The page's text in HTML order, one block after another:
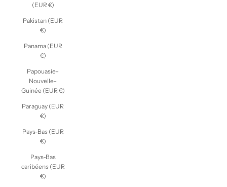
(EUR €)
Pakistan (EUR
€)
Panama (EUR
€)
Papouasie-
Nouvelle-
Guinée (EUR €)
Paraguay (EUR
€)
Pays-Bas (EUR
€)
Pays-Bas
caribéens (EUR
€)